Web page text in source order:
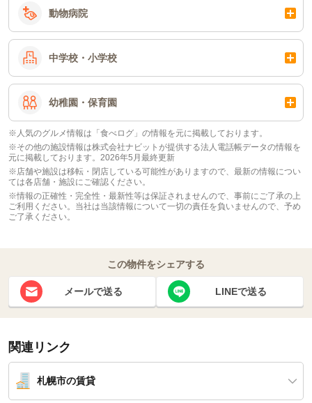
動物病院
中学校・小学校
幼稚園・保育園
※人気のグルメ情報は「食べログ」の情報を元に掲載しております。
※その他の施設情報は株式会社ナビットが提供する法人電話帳データの情報を
元に掲載しております。2026年5月最終更新
※店舗や施設は移転・閉店している可能性がありますので、最新の情報につい
ては各店舗・施設にご確認ください。
※情報の正確性・完全性・最新性等は保証されませんので、事前にご了承の上
ご利用ください。当社は当該情報について一切の責任を負いませんので、予め
ご了承ください。
この物件をシェアする
メールで送る LINEで送る
関連リンク
札幌市の賃貸